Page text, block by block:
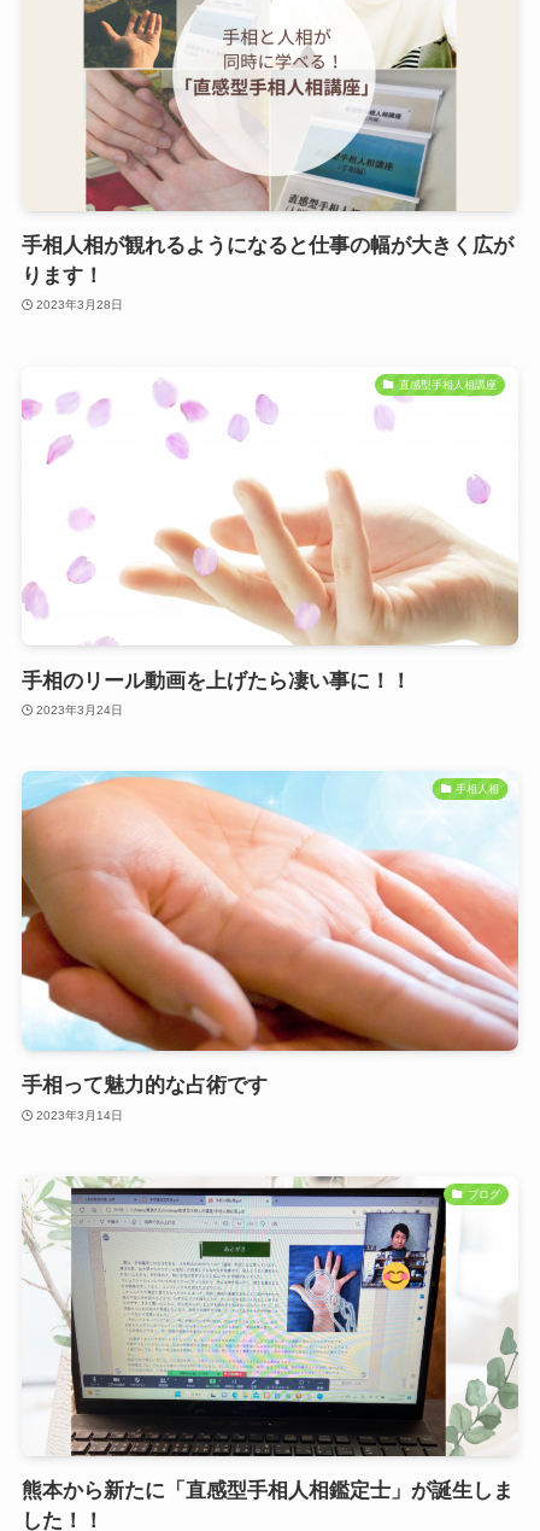
手相人相が観れるようになると仕事の幅が大きく広が
ります！
2023年3月28日
直感型手相人相講座
手相のリール動画を上げたら凄い事に！！
2023年3月24日
手相人相
手相って魅力的な占術です
2023年3月14日
ブログ
熊本から新たに「直感型手相人相鑑定士」が誕生しま
した！！